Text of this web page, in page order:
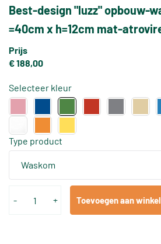
Best-design "luzz" opbouw-
=40cm x h=12cm mat-
Prijs
€ 188,00
Selecteer kleur
Type product
Waskom
- + Toevoegen aan